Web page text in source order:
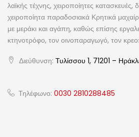
λαϊκής τέχνης, χειροποίητες κατασκευές,
χειροποίητα παραδοσιακά Κρητικά
με μεράκι και αγάπη, καθώς επίσης
κτηνοτρόφο, τον οινοπαραγωγό, τον
Διεύθυνση: Τυλίσσου 1, 71201 –
Τηλέφωνο: 0030 2810288485